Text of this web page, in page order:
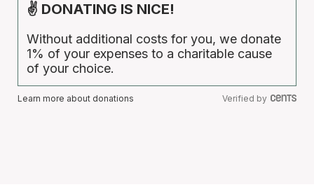
✌ DONATING IS NICE!
Without additional costs for you, we donate
1% of your expenses to a charitable cause
of your choice.
Learn more about donations Verified by